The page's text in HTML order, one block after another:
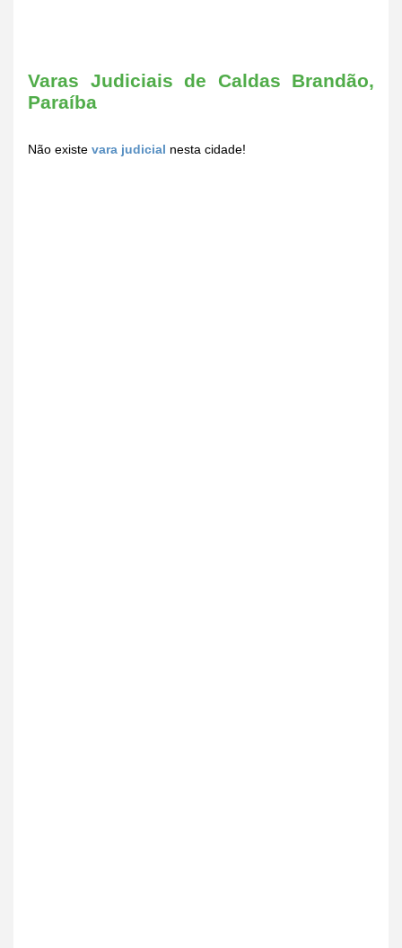
Varas Judiciais de Caldas Brandão,
Paraíba
Não existe vara judicial nesta cidade!